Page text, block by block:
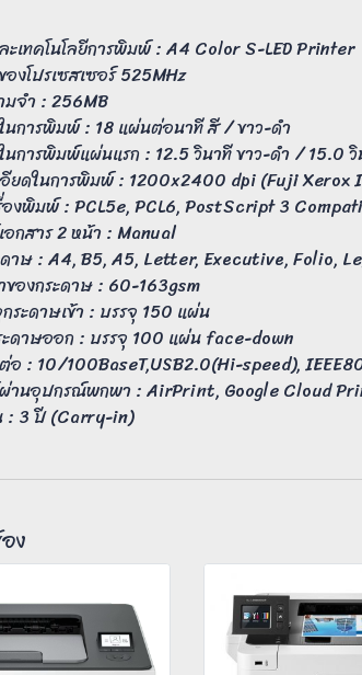
ะเทคโนโลยีการพิมพ์ : A4 Color S-LED Printer
องโปรเซสเซอร์ 525MHz
จำ : 256MB
นการพิมพ์ : 18 แผ่นต่อนาที สี / ขาว-ดำ
นการพิมพ์แผ่นแรก : 12.5 วินาที ขาว-ดำ / 15.0
ยดในการพิมพ์ : 1200x2400 dpi (Fuji Xerox
งพิมพ์ : PCL5e, PCL6, PostScript 3
กสาร 2 หน้า : Manual
าษ : A4, B5, A5, Letter, Executive, Folio,
องกระดาษ : 60-163gsm
ระดาษเข้า : บรรจุ 150 แผ่น
ดาษออก : บรรจุ 100 แผ่น face-down
อ : 10/100BaseT,USB2.0(Hi-speed),
านอุปกรณ์พกพา : AirPrint, Google Cloud
: 3 ปี (Carry-in)
ง